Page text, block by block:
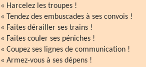
« Harcelez les troupes !
« Tendez des embuscades à ses convois !
« Faites dérailler ses trains !
« Faites couler ses péniches !
« Coupez ses lignes de communication !
« Armez-vous à ses dépens !